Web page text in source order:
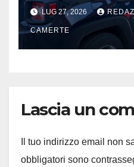
denunciati
LUG 27, 2026
CAMERTE
Lascia un
Il tuo indirizzo email non
obbligatori sono